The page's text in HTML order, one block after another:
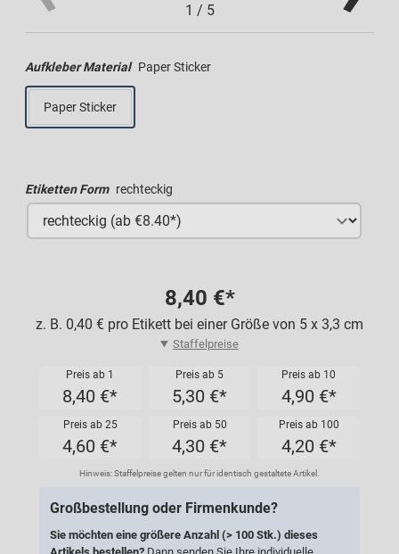
1 / 5
Aufkleber Material Paper Sticker
Paper Sticker
Etiketten Form rechteckig
8,40 €*
z. B. 0,40 € pro Etikett bei einer Größe von 5 x 3,3 cm
Staffelpreise
Preis ab 1
8,40 €*
Preis ab 5
5,30 €*
Preis ab 10
4,90 €*
Preis ab 25
4,60 €*
Preis ab 50
4,30 €*
Preis ab 100
4,20 €*
Hinweis: Staffelpreise gelten nur für identisch gestaltete Artikel.
Großbestellung oder Firmenkunde?
Sie möchten eine größere Anzahl (> 100 Stk.) dieses